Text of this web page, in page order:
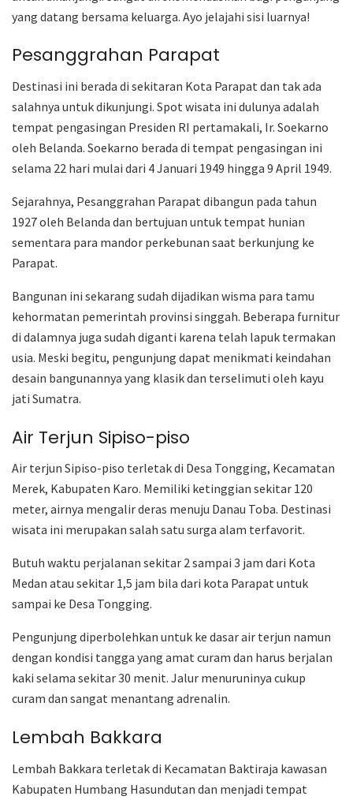
yang datang bersama keluarga. Ayo jelajahi sisi luarnya!
Pesanggrahan Parapat
Destinasi ini berada di sekitaran Kota Parapat dan tak ada
salahnya untuk dikunjungi. Spot wisata ini dulunya adalah
tempat pengasingan Presiden RI pertamakali, Ir. Soekarno
oleh Belanda. Soekarno berada di tempat pengasingan ini
selama 22 hari mulai dari 4 Januari 1949 hingga 9 April 1949.
Sejarahnya, Pesanggrahan Parapat dibangun pada tahun
1927 oleh Belanda dan bertujuan untuk tempat hunian
sementara para mandor perkebunan saat berkunjung ke
Parapat.
Bangunan ini sekarang sudah dijadikan wisma para tamu
kehormatan pemerintah provinsi singgah. Beberapa furnitur
di dalamnya juga sudah diganti karena telah lapuk termakan
usia. Meski begitu, pengunjung dapat menikmati keindahan
desain bangunannya yang klasik dan terselimuti oleh kayu
jati Sumatra.
Air Terjun Sipiso-piso
Air terjun Sipiso-piso terletak di Desa Tongging, Kecamatan
Merek, Kabupaten Karo. Memiliki ketinggian sekitar 120
meter, airnya mengalir deras menuju Danau Toba. Destinasi
wisata ini merupakan salah satu surga alam terfavorit.
Butuh waktu perjalanan sekitar 2 sampai 3 jam dari Kota
Medan atau sekitar 1,5 jam bila dari kota Parapat untuk
sampai ke Desa Tongging.
Pengunjung diperbolehkan untuk ke dasar air terjun namun
dengan kondisi tangga yang amat curam dan harus berjalan
kaki selama sekitar 30 menit. Jalur menuruninya cukup
curam dan sangat menantang adrenalin.
Lembah Bakkara
Lembah Bakkara terletak di Kecamatan Baktiraja kawasan
Kabupaten Humbang Hasundutan dan menjadi tempat